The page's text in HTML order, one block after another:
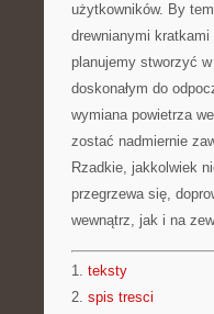
użytkowników. By
drewnianymi
planujemy stworzyć
doskonałym do
wymiana powietrza
zostać nadmiernie
Rzadkie, jakkolwiek
przegrzewa się,
wewnątrz, jak i na
1. teksty
2. spis tresci